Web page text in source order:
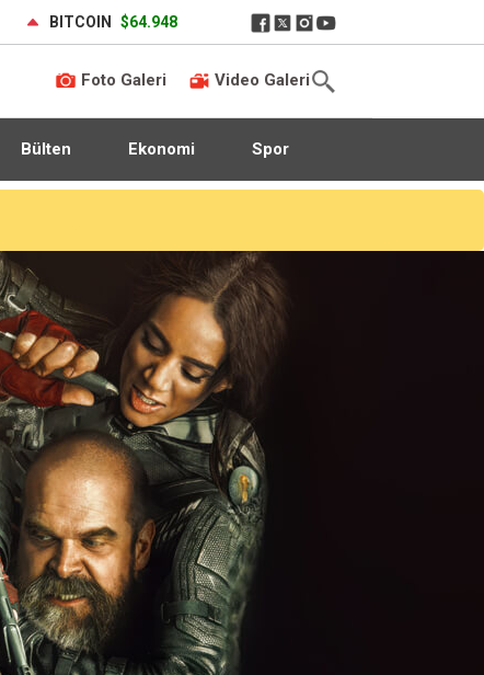
BITCOIN $64.948
Foto Galeri Video Galeri
Bülten Ekonomi Spor